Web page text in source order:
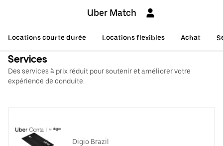
Uber Match
Locations courte durée Locations flexibles Achat
Services
Des services à prix réduit pour soutenir et améliorer votre
expérience de conduite.
Digio Brazil